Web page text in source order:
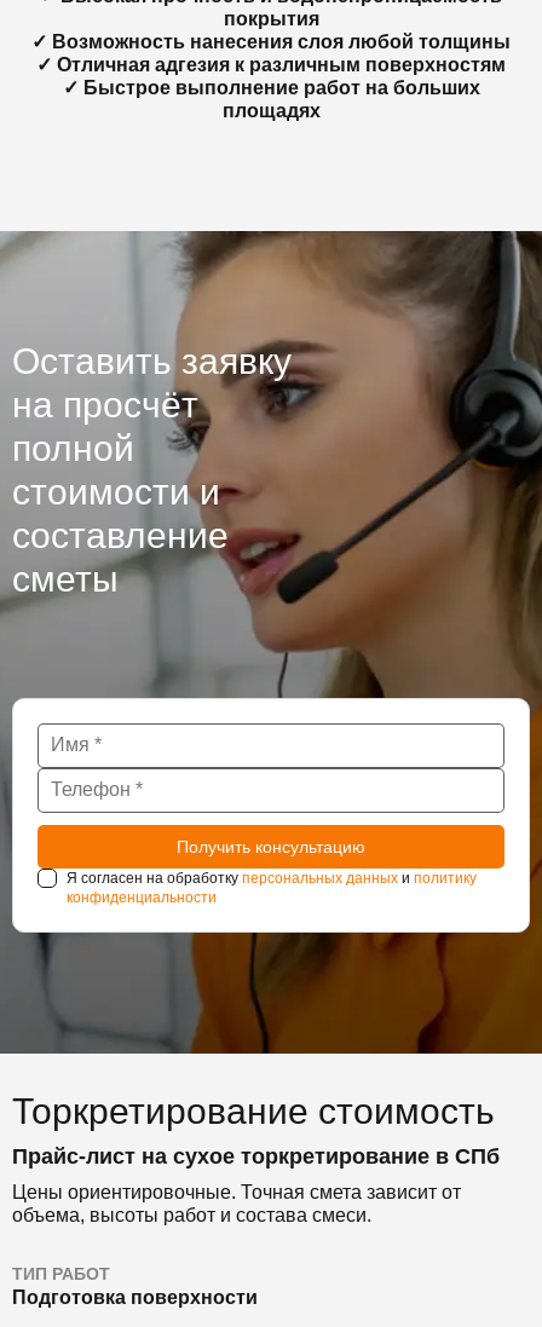
покрытия
✓ Возможность нанесения слоя любой толщины
✓ Отличная адгезия к различным поверхностям
✓ Быстрое выполнение работ на больших
площадях
Оставить заявку
на просчёт
полной
стоимости и
составление
сметы
Я согласен на обработку персональных данных и политику
конфиденциальности
Торкретирование стоимость
Прайс-лист на сухое торкретирование в СПб
Цены ориентировочные. Точная смета зависит от
объема, высоты работ и состава смеси.
ТИП РАБОТ
Подготовка поверхности